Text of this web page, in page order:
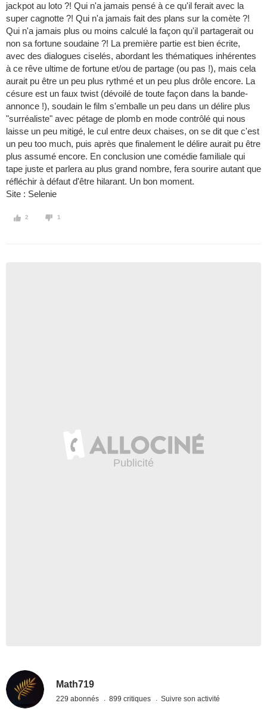
jackpot au loto ?! Qui n'a jamais pensé à ce qu'il ferait avec la
super cagnotte ?! Qui n'a jamais fait des plans sur la comète ?!
Qui n'a jamais plus ou moins calculé la façon qu'il partagerait ou
non sa fortune soudaine ?! La première partie est bien écrite,
avec des dialogues ciselés, abordant les thématiques inhérentes
à ce rêve ultime de fortune et/ou de partage (ou pas !), mais cela
aurait pu être un peu plus rythmé et un peu plus drôle encore. La
césure est un faux twist (dévoilé de toute façon dans la bande-
annonce !), soudain le film s'emballe un peu dans un délire plus
"surréaliste" avec pétage de plomb en mode contrôlé qui nous
laisse un peu mitigé, le cul entre deux chaises, on se dit que c'est
un peu too much, puis après que finalement le délire aurait pu être
plus assumé encore. En conclusion une comédie familiale qui
tape juste et parlera au plus grand nombre, fera sourire autant que
réfléchir à défaut d'être hilarant. Un bon moment.
Site : Selenie
2 1
Math719
229 abonnés 899 critiques Suivre son activité